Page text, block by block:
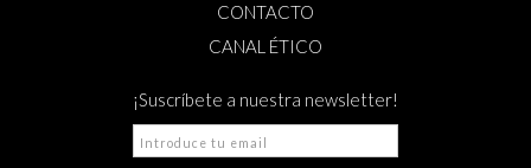
CONTACTO
CANAL ÉTICO
¡Suscríbete a nuestra newsletter!